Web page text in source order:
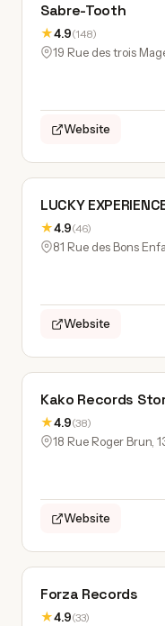
Sabre-Tooth
★4.9(148)
19 Rue des trois
Website
LUCKY
★4.9(46)
81 Rue des Bons
Website
Kako Records
★4.9(38)
18 Rue Roger Brun,
Website
Forza Records
★4.9(33)